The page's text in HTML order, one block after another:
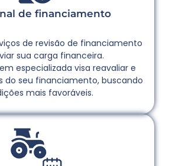
de financiamento
de revisão de financiamento
sua carga financeira.
especializada visa reavaliar e
do seu financiamento, buscando
mais favoráveis.